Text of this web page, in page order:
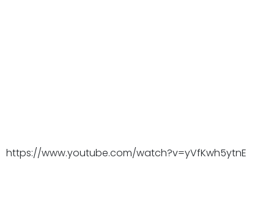
https://www.youtube.com/watch?v=yVfKwh5ytnE